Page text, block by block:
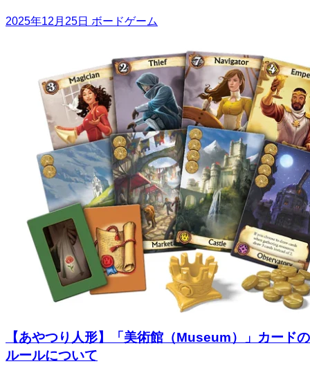
2025年12月25日 ボードゲーム
【あやつり人形】「美術館（Museum）」カードの
ルールについて